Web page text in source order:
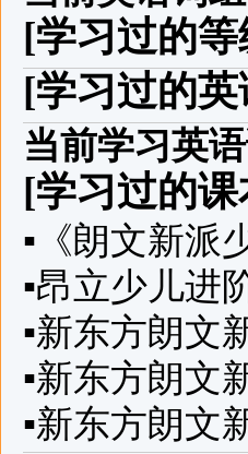
[学习过的等
[学习过的
当前学习英语
[学习过的课
▪ 《朗文新派
▪昂立少儿进
▪新东方朗文
▪新东方朗文
▪新东方朗文